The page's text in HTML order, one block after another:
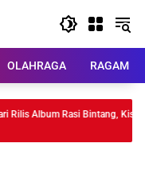
OLAHRAGA RAGAM
Album Rasi Bintang, Kisah